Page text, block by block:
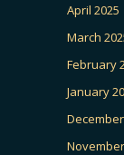
April 2025
March
February
January